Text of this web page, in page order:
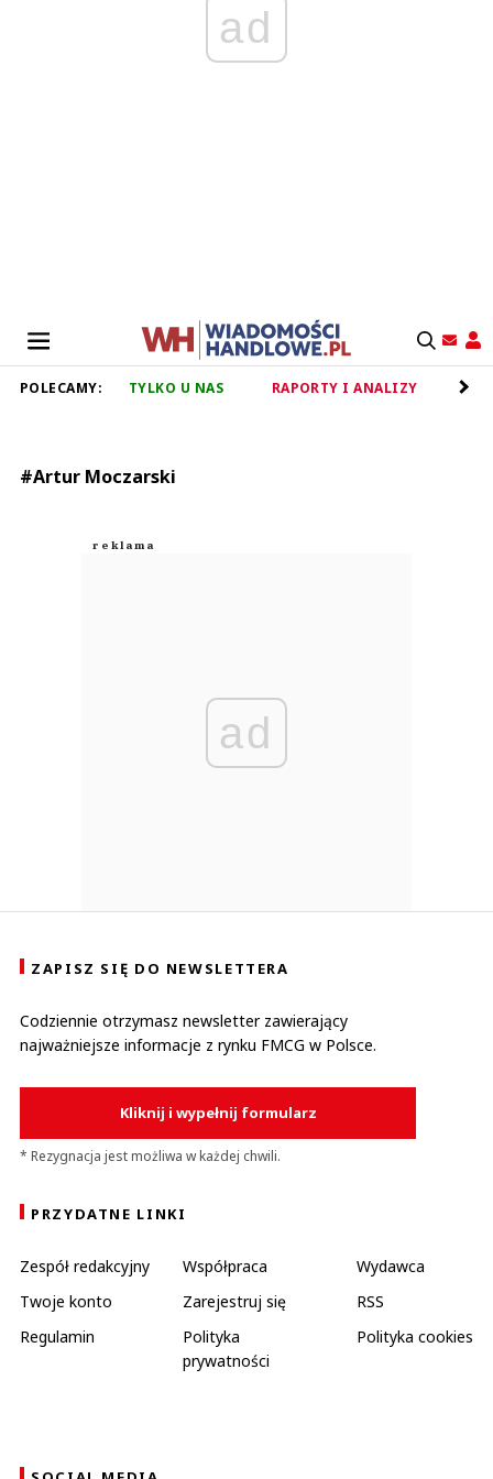
ad
POLECAMY: TYLKO U NAS RAPORTY I ANALIZY
#Artur Moczarski
ad
ZAPISZ SIĘ DO NEWSLETTERA
Codziennie otrzymasz newsletter zawierający
najważniejsze informacje z rynku FMCG w Polsce.
Kliknij i wypełnij formularz
* Rezygnacja jest możliwa w każdej chwili.
PRZYDATNE LINKI
Zespół redakcyjny Współpraca
Wydawca
Twoje konto
Zarejestruj się
RSS
Regulamin
Polityka
prywatności
Polityka cookies